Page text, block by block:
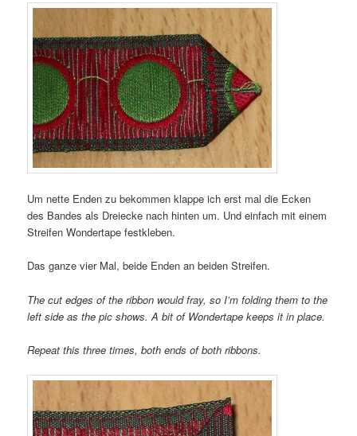
Um nette Enden zu bekommen klappe ich erst mal die Ecken
des Bandes als Dreiecke nach hinten um. Und einfach mit einem
Streifen Wondertape festkleben.
Das ganze vier Mal, beide Enden an beiden Streifen.
The cut edges of the ribbon would fray, so I’m folding them to the
left side as the pic shows. A bit of Wondertape keeps it in place.
Repeat this three times, both ends of both ribbons.